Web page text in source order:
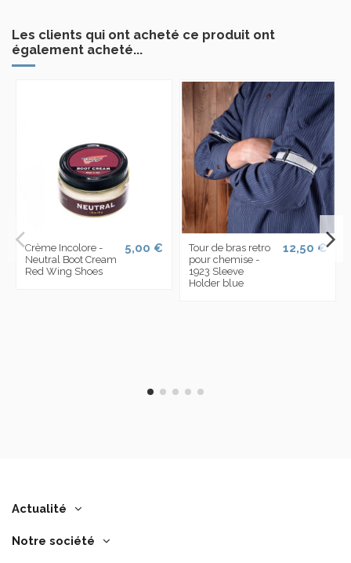
Les clients qui ont acheté ce produit ont
également acheté...
Crème Incolore -
Neutral Boot Cream
Red Wing Shoes
5,00 €
Tour de bras retro
pour chemise -
1923 Sleeve
Holder blue
12,50 €
Actualité
Notre société